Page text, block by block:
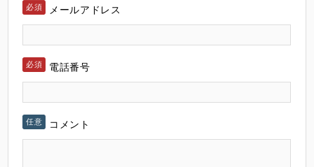
メールアドレス
電話番号
コメント